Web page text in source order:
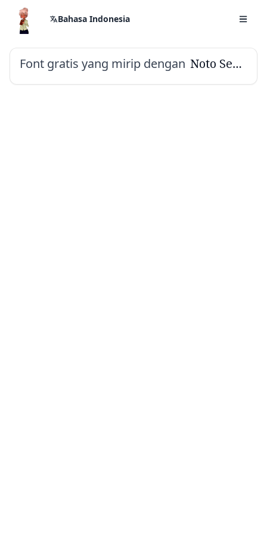
Bahasa Indonesia
Font gratis yang mirip dengan Noto Serif Tamil